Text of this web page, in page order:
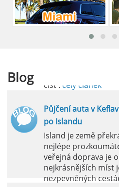
Blog
Pronájem auta na
průvodce
Půjčení auta na
číst : celý článek
Půjčení auta v
po Islandu
Island je země
nejlépe
veřejná doprava je
nejkrásnějších míst
nezpevněných